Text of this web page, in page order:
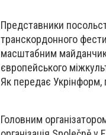
Представники
транскордонного
масштабним
європейського
Як передає Укрінформ,
Головним